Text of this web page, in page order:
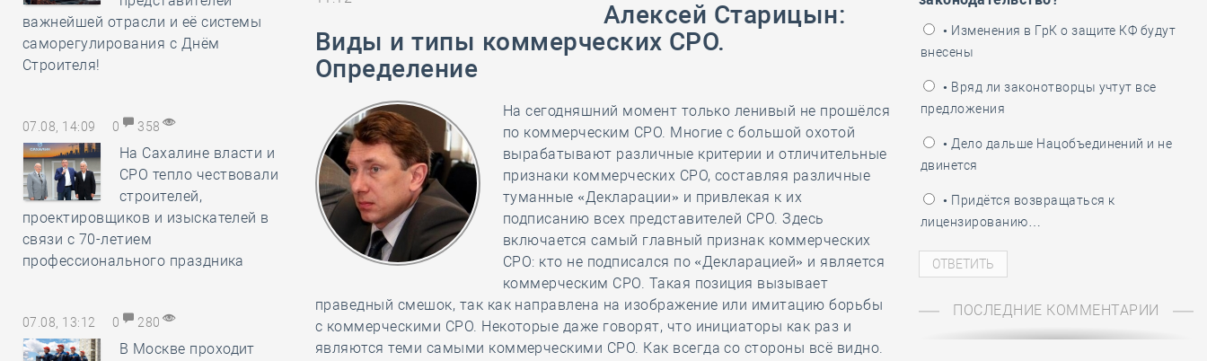
важнейшей отрасли и её системы
саморегулирования с Днём
Строителя!
07.08, 14:09 0 358
На Сахалине власти и
СРО тепло чествовали
строителей,
проектировщиков и изыскателей в
связи с 70-летием
профессионального праздника
07.08, 13:12 0 280
В Москве проходит
Алексей Старицын:
Виды и типы коммерческих СРО.
Определение
На сегодняшний момент только ленивый не прошёлся
по коммерческим СРО. Многие с большой охотой
вырабатывают различные критерии и отличительные
признаки коммерческих СРО, составляя различные
туманные «Декларации» и привлекая к их
подписанию всех представителей СРО. Здесь
включается самый главный признак коммерческих
СРО: кто не подписался по «Декларацией» и является
коммерческим СРО. Такая позиция вызывает
праведный смешок, так как направлена на изображение или имитацию борьбы
с коммерческими СРО. Некоторые даже говорят, что инициаторы как раз и
являются теми самыми коммерческими СРО. Как всегда со стороны всё видно.
• Изменения в ГрК о защите КФ будут
внесены
• Вряд ли законотворцы учтут все
предложения
• Дело дальше Нацобъединений и не
двинется
• Придётся возвращаться к
лицензированию…
ПОСЛЕДНИЕ КОММЕНТАРИИ